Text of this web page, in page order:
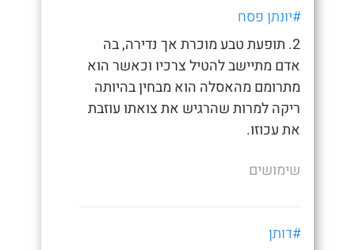
#יונתן פסח
2. תופעת טבע מוכרת אך נדירה, בה
אדם מתיישב להטיל צרכיו וכאשר הוא
מתרומם מהאסלה הוא מבחין בהיותה
ריקה למרות שהרגיש את צואתו עוזבת
את עכוזו.
שימושים
#דותן